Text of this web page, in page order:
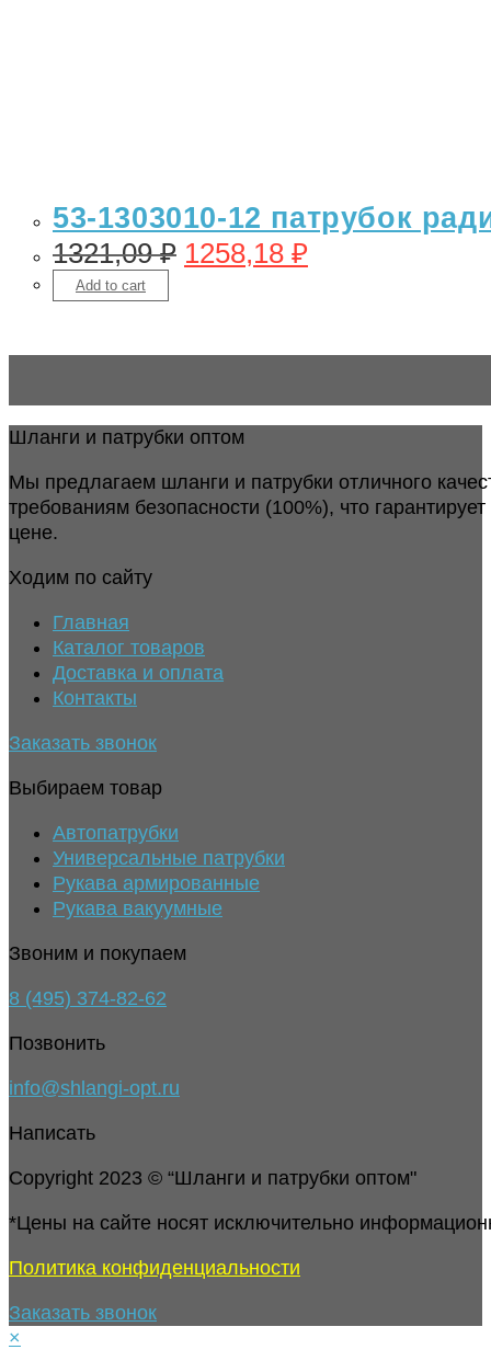
53-1303010-12 патрубок
1321,09₽ 1258,18 ₽
Add to cart
Шланги и патрубки оптом
Мы предлагаем шланги и патрубки отличного
требованиям безопасности (100%), что
цене.
Ходим по сайту
Главная
Каталог товаров
Доставка и оплата
Контакты
Заказать звонок
Выбираем товар
Автопатрубки
Универсальные патрубки
Рукава армированные
Рукава вакуумные
Звоним и покупаем
8 (495) 374-82-62
Позвонить
info@shlangi-opt.ru
Написать
Copyright 2023 © “Шланги и патрубки оптом"
*Цены на сайте носят исключительно
Политика конфиденциальности
Заказать звонок
×